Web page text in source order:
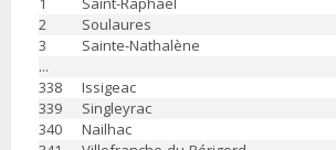
2
Soulaures
3
Sainte-Nathalène
...
338
Issigeac
339
Singleyrac
340
Nailhac